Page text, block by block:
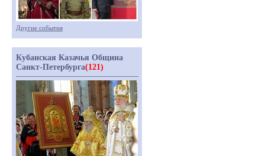
Другие события
Кубанская Казачья Община
Санкт-Петербурга(121)